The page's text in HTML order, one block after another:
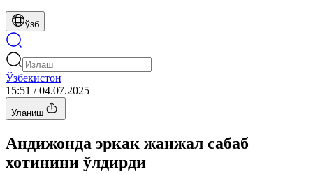
ўзб
Ўзбекистон
15:51 / 04.07.2025
Уланиш
Андижонда эркак жанжал сабаб
хотинини ўлдирди